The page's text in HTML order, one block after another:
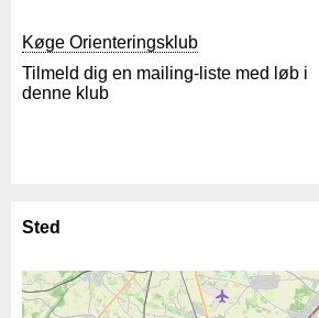
Køge Orienteringsklub
Tilmeld dig en mailing-liste med løb i
denne klub
Sted